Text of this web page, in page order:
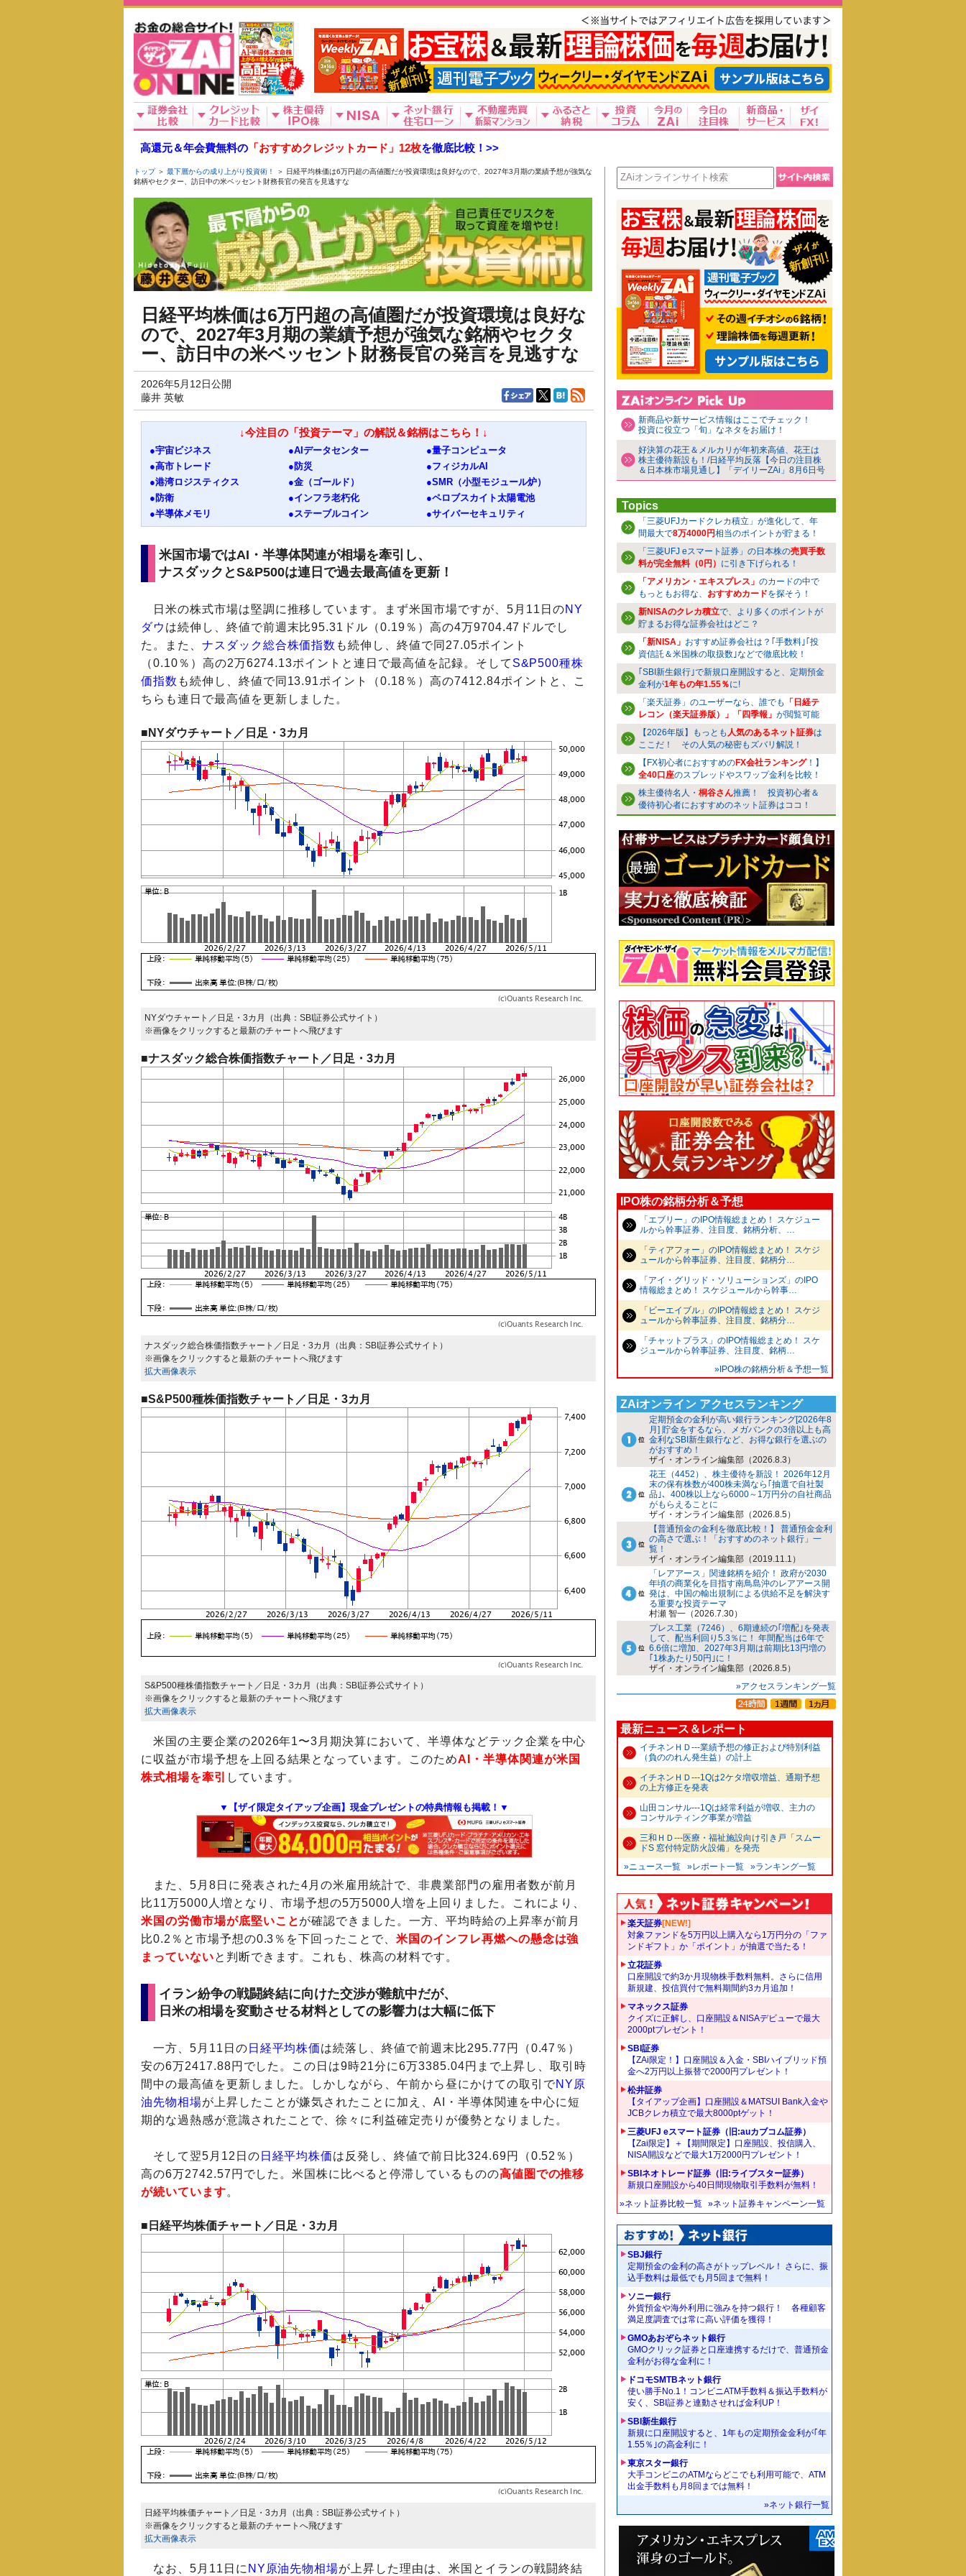
高還元＆年会費無料の 「おすすめクレジットカード」12枚を徹底比較！>>
トップ＞ 最下層からの成り上がり投資術！
＞ 日経平均株価は6万円超の高値圏だが投資環境は良好なので、2027年3月期の業績予想が強気な
銘柄やセクター、訪日中の米ベッセント財務長官の発言を見逃すな
日経平均株価は6万円超の高値圏だが投資環境は良好な
ので、2027年3月期の業績予想が強気な銘柄やセクタ
ー、訪日中の米ベッセント財務長官の発言を見逃すな
2026年5月12日公開
藤井 英敏
↓今注目の「投資テーマ」の解説＆銘柄はこちら！↓
●宇宙ビジネス ●AIデータセンター
●量子コンピュータ
●高市トレード
●防災
●フィジカルAI
●港湾ロジスティクス
●金（ゴールド）
●SMR（小型モジュール炉）
●防衛
●インフラ老朽化
●ペロブスカイト太陽電池
●半導体メモリ
●ステーブルコイン ●サイバーセキュリティ
米国市場ではAI・半導体関連が相場を牽引し、
ナスダックとS&P500は連日で過去最高値を更新！
日米の株式市場は堅調に推移しています。まず米国市場ですが、5月11日のNY
ダウ は続伸し、終値で前週末比95.31ドル（0.19％）高の4万9704.47ドルでし
た。また、 ナスダック総合株価指数 も続伸し、終値で同27.05ポイント
（0.10％）高の2万6274.13ポイントと連日で最高値を記録。そして S&P500種株
価指数 も続伸し、終値で同13.91ポイント（0.18％）高の7412.84ポイントと、こ
ちらも連日で最高値を更新しました。
■NYダウチャート／日足・3カ月
NYダウチャート／日足・3カ月（出典：SBI証券公式サイト）
※画像をクリックすると最新のチャートへ飛びます
■ナスダック総合株価指数チャート／日足・3カ月
ナスダック総合株価指数チャート／日足・3カ月（出典：SBI証券公式サイト）
※画像をクリックすると最新のチャートへ飛びます
拡大画像表示
■S&P500種株価指数チャート／日足・3カ月
S&P500種株価指数チャート／日足・3カ月（出典：SBI証券公式サイト）
※画像をクリックすると最新のチャートへ飛びます
拡大画像表示
米国の主要企業の2026年1〜3月期決算において、半導体などテック企業を中心
に収益が市場予想を上回る結果となっています。このためAI・半導体関連が米国
株式相場を牽引
しています。
▼【ザイ限定タイアップ企画】現金プレゼントの特典情報も掲載！▼
また、5月8日に発表された4月の米雇用統計で、非農業部門の雇用者数が前月
比11万5000人増となり、市場予想の5万5000人増を上回りました。これにより、
米国の労働市場が底堅いことが確認できました。一方、平均時給の上昇率が前月
比0.2％と市場予想の0.3％を下回ったことで、米国のインフレ再燃への懸念は強
まっていないと判断できます。これも、株高の材料です。
イラン紛争の戦闘終結に向けた交渉が難航中だが、
日米の相場を変動させる材料としての影響力は大幅に低下
一方、5月11日の 日経平均株価は続落し、終値で前週末比295.77円（0.47％）
安の6万2417.88円でした。この日は9時21分に6万3385.04円まで上昇し、取引時
間中の最高値を更新しました。しかしながら、午前から昼にかけての取引でNY原
油先物相場が上昇したことが嫌気されたことに加え、AI・半導体関連を中心に短
期的な過熱感が意識されたことで、徐々に利益確定売りが優勢となりました。
そして翌5月12日の 日経平均株価は反発し、終値で前日比324.69円（0.52％）
高の6万2742.57円でした。米国株に比べると停滞しているものの高値圏での推移
が続いています。
■日経平均株価チャート／日足・3カ月
日経平均株価チャート／日足・3カ月（出典：SBI証券公式サイト）
※画像をクリックすると最新のチャートへ飛びます
拡大画像表示
なお、5月11日に NY原油先物相場が上昇した理由は、米国とイランの戦闘終結
新商品や新サービス情報はここでチェック！
投資に役立つ「旬」なネタをお届け！
好決算の花王＆メルカリが年初来高値、花王は
株主優待新設も！/日経平均反落【今日の注目株
＆日本株市場見通し】「デイリーZAi」8月6日号
Topics
「三菱UFJカードクレカ積立」が進化して、年
間最大で8万4000円相当のポイントが貯まる！
「三菱UFJ eスマート証券」の日本株の売買手数
料が完全無料（0円） に引き下げられる！
「アメリカン・エキスプレス」 のカードの中で
もっともお得な、 おすすめカードを探そう！
新NISAのクレカ積立で、より多くのポイントが
貯まるお得な証券会社はどこ？
「新NISA」 おすすめ証券会社は？｢手数料｣｢投
資信託＆米国株の取扱数｣などで徹底比較！
｢SBI新生銀行｣で新規口座開設すると、定期預金
金利が1年もの年1.55％に!
「楽天証券」のユーザーなら、誰でも
「日経テ
レコン（楽天証券版）」「四季報」 が閲覧可能
【2026年版】もっとも 人気のあるネット証券は
ここだ！ その人気の秘密もズバリ解説！
【FX初心者におすすめのFX会社ランキング！】
全40口座のスプレッドやスワップ金利を比較！
株主優待名人・ 桐谷さん推薦！ 投資初心者＆
優待初心者におすすめのネット証券はココ！
IPO株の銘柄分析＆予想
「エブリー」のIPO情報総まとめ！ スケジュー
ルから幹事証券、注目度、銘柄分析、…
「ティアフォー」のIPO情報総まとめ！ スケジ
ュールから幹事証券、注目度、銘柄分…
「アイ・グリッド・ソリューションズ」のIPO
情報総まとめ！ スケジュールから幹事…
「ビーエイブル」のIPO情報総まとめ！ スケジ
ュールから幹事証券、注目度、銘柄分…
「チャットプラス」のIPO情報総まとめ！ スケ
ジュールから幹事証券、注目度、銘柄…
»IPO株の銘柄分析＆予想一覧
ZAiオンライン アクセスランキング
定期預金の金利が高い銀行ランキング[2026年8
月] 貯金をするなら、メガバンクの3倍以上も高
金利なSBI新生銀行など、お得な銀行を選ぶの
がおすすめ！
ザイ・オンライン編集部（2026.8.3）
花王（4452）、株主優待を新設！ 2026年12月
末の保有株数が400株未満なら｢抽選で自社製
品｣、400株以上なら6000～1万円分の自社商品
がもらえることに
ザイ・オンライン編集部（2026.8.5）
【普通預金の金利を徹底比較！】 普通預金金利
の高さで選ぶ！「おすすめのネット銀行」一
覧！
ザイ・オンライン編集部（2019.11.1）
「レアアース」関連銘柄を紹介！ 政府が2030
年頃の商業化を目指す南鳥島沖のレアアース開
発は、中国の輸出規制による供給不足を解決す
る重要な投資テーマ
村瀬 智一（2026.7.30）
プレス工業（7246）、6期連続の｢増配｣を発表
して、配当利回り5.3％に！ 年間配当は6年で
6.6倍に増加、2027年3月期は前期比13円増の
｢1株あたり50円｣に！
ザイ・オンライン編集部（2026.8.5）
»アクセスランキング一覧
最新ニュース＆レポート
イチネンＨＤ---業績予想の修正および特別利益
（負ののれん発生益）の計上
イチネンＨＤ---1Qは2ケタ増収増益、通期予想
の上方修正を発表
山田コンサル---1Qは経常利益が増収、主力の
コンサルティング事業が増益
三和ＨＤ---医療・福祉施設向け引き戸「スムー
ドS 窓付特定防火設備」を発売
»ニュース一覧
»レポート一覧 »ランキング一覧
楽天証券[NEW!]
対象ファンドを5万円以上購入なら1万円分の「ファ
ンドギフト」か「ポイント」が抽選で当たる！
立花証券
口座開設で約3か月現物株手数料無料。さらに信用
新規建、投信買付で無料期間約3カ月追加！
マネックス証券
クイズに正解し、口座開設＆NISAデビューで最大
2000ptプレゼント！
SBI証券
【ZAi限定！】口座開設＆入金・SBIハイブリッド預
金へ2万円以上振替で2000円プレゼント！
松井証券
【タイアップ企画】口座開設＆MATSUI Bank入金や
JCBクレカ積立で最大8000ptゲット！
三菱UFJ eスマート証券（旧:auカブコム証券）
【Zai限定】＋【期間限定】口座開設、投信購入、
NISA開設などで最大1万2000円プレゼント！
SBIネオトレード証券（旧:ライブスター証券）
新規口座開設から40日間現物取引手数料が無料！
»ネット証券比較一覧 »ネット証券キャンペーン一覧
SBJ銀行
定期預金の金利の高さがトップレベル！ さらに、振
込手数料は最低でも月5回まで無料！
ソニー銀行
外貨預金や海外利用に強みを持つ銀行！ 各種顧客
満足度調査では常に高い評価を獲得！
GMOあおぞらネット銀行
GMOクリック証券と口座連携するだけで、普通預金
金利がお得な金利に！
ドコモSMTBネット銀行
使い勝手No.1！コンビニATM手数料＆振込手数料が
安く、SBI証券と連動させれば金利UP！
SBI新生銀行
新規に口座開設すると、1年もの定期預金金利が｢年
1.55％｣の高金利に！
東京スター銀行
大手コンビニのATMならどこでも利用可能で、ATM
出金手数料も月8回までは無料！
»ネット銀行一覧